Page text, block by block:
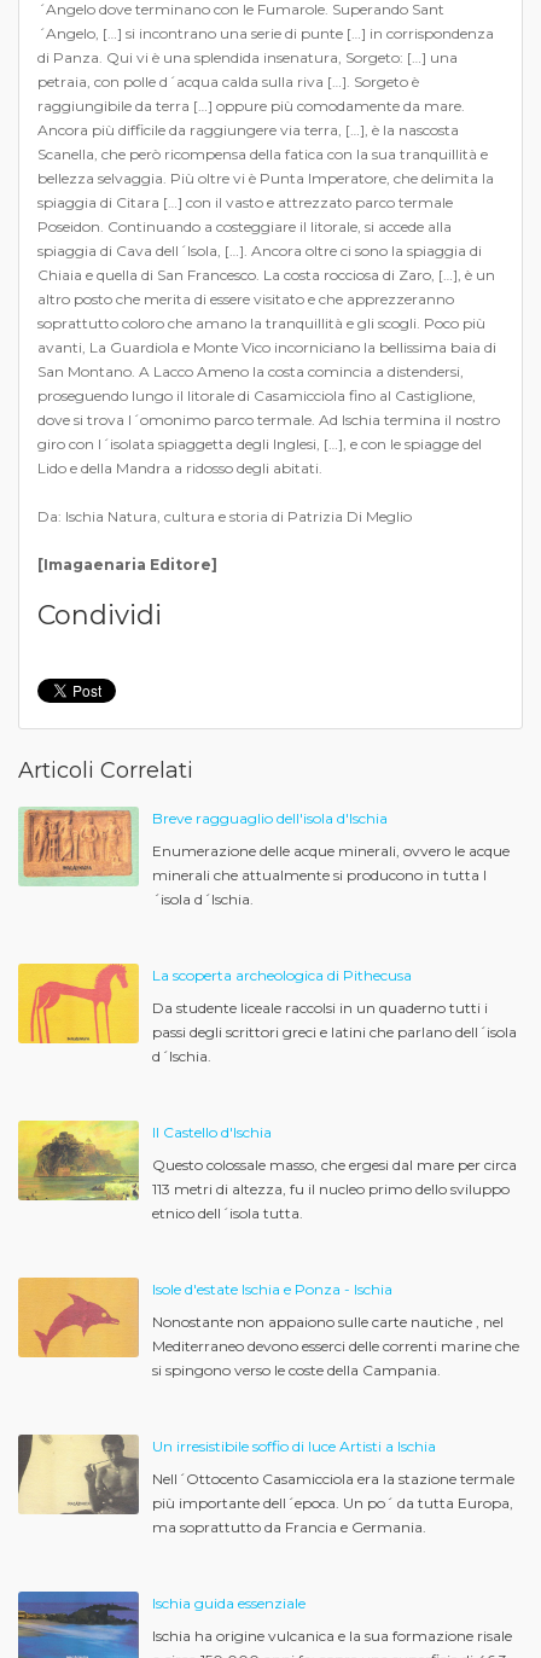
´Angelo dove terminano con le Fumarole. Superando Sant
´Angelo, […] si incontrano una serie di punte […] in corrispondenza
di Panza. Qui vi è una splendida insenatura, Sorgeto: […] una
petraia, con polle d´acqua calda sulla riva […]. Sorgeto è
raggiungibile da terra […] oppure più comodamente da mare.
Ancora più difficile da raggiungere via terra, […], è la nascosta
Scanella, che però ricompensa della fatica con la sua tranquillità e
bellezza selvaggia. Più oltre vi è Punta Imperatore, che delimita la
spiaggia di Citara […] con il vasto e attrezzato parco termale
Poseidon. Continuando a costeggiare il litorale, si accede alla
spiaggia di Cava dell´Isola, […]. Ancora oltre ci sono la spiaggia di
Chiaia e quella di San Francesco. La costa rocciosa di Zaro, […], è un
altro posto che merita di essere visitato e che apprezzeranno
soprattutto coloro che amano la tranquillità e gli scogli. Poco più
avanti, La Guardiola e Monte Vico incorniciano la bellissima baia di
San Montano. A Lacco Ameno la costa comincia a distendersi,
proseguendo lungo il litorale di Casamicciola fino al Castiglione,
dove si trova l´omonimo parco termale. Ad Ischia termina il nostro
giro con l´isolata spiaggetta degli Inglesi, […], e con le spiagge del
Lido e della Mandra a ridosso degli abitati.
Da: Ischia Natura, cultura e storia di Patrizia Di Meglio
[Imagaenaria Editore]
Condividi
Articoli Correlati
Breve ragguaglio dell'isola d'Ischia
Enumerazione delle acque minerali, ovvero le acque
minerali che attualmente si producono in tutta l
´isola d´Ischia.
La scoperta archeologica di Pithecusa
Da studente liceale raccolsi in un quaderno tutti i
passi degli scrittori greci e latini che parlano dell´isola
d´Ischia.
Il Castello d'Ischia
Questo colossale masso, che ergesi dal mare per circa
113 metri di altezza, fu il nucleo primo dello sviluppo
etnico dell´isola tutta.
Isole d'estate Ischia e Ponza - Ischia
Nonostante non appaiono sulle carte nautiche , nel
Mediterraneo devono esserci delle correnti marine che
si spingono verso le coste della Campania.
Un irresistibile soffio di luce Artisti a Ischia
Nell´Ottocento Casamicciola era la stazione termale
più importante dell´epoca. Un po´ da tutta Europa,
ma soprattutto da Francia e Germania.
Ischia guida essenziale
Ischia ha origine vulcanica e la sua formazione risale